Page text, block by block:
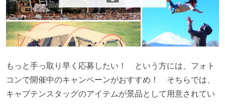
もっと手っ取り早く応募したい！ という方には、フォト
コンで開催中のキャンペーンがおすすめ！ そちらでは、
キャプテンスタッグのアイテムが景品として用意されてい